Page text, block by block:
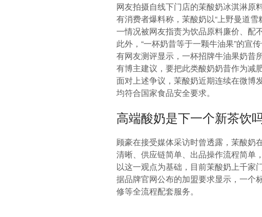
网友拍摄自线下门店的茉酸奶冰淇淋原
有消费者爆料称，茉酸奶以“上野曼道
一情况被网友指责为饮品原料廉价、配
此外，“一杯奶昔等于一颗牛油果”的宣
有网友测评显示，一杯招牌牛油果奶昔
有博主建议，要把此类酸奶奶昔作为减
面对上述争议，茉酸奶近期连续在微博
均符合国家食品安全要求。
高端酸奶是下一个新茶饮
顾豪在接受媒体采访时曾透露，茉酸奶
清晰、供应链简单、出品操作流程简单
以这一观点为基础，目前茉酸奶上千家
据品牌官网公布的加盟要求显示，一个
修等全流程配套服务。